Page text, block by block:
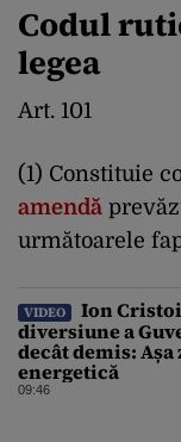
Codul
legea
Art. 101
(1) Constituie
amendă
următoarele
VIDEO
Ion
diversiune a
decât demis: Așa
energetică
09:46